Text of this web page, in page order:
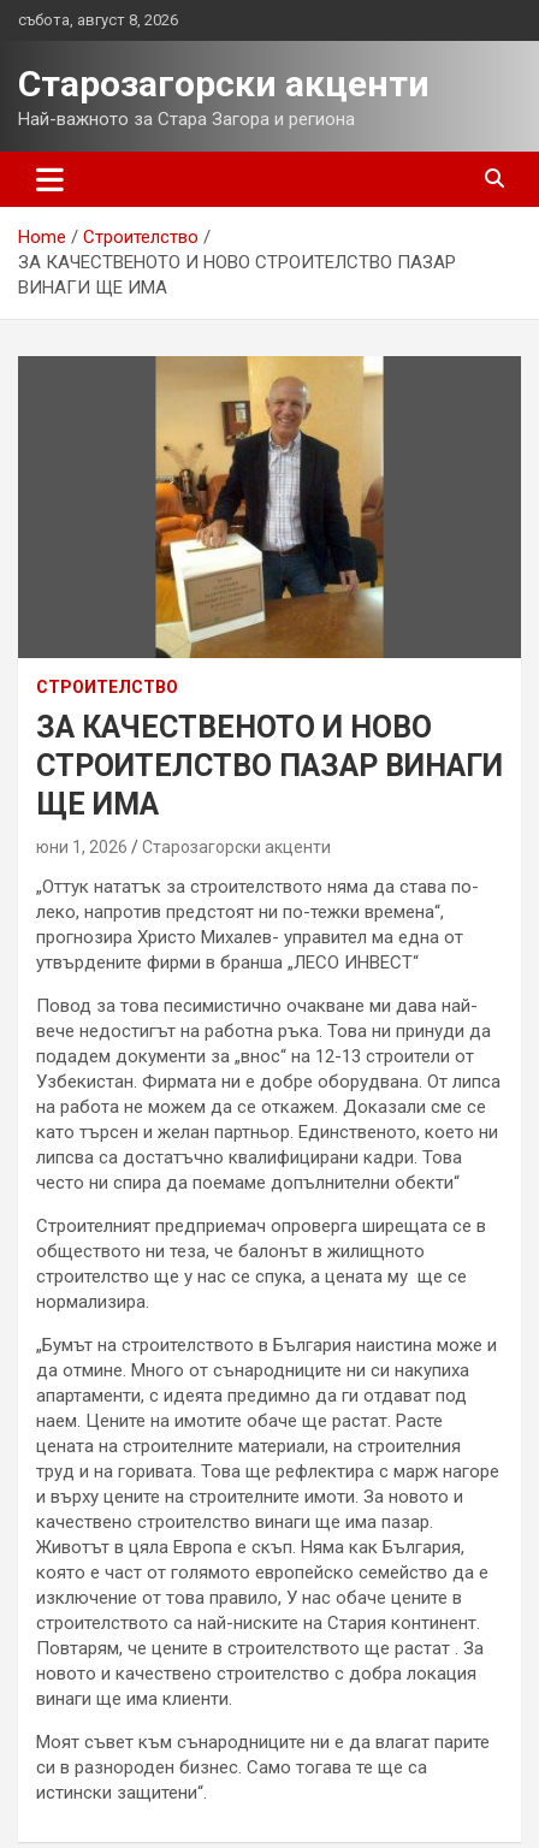
събота, август 8, 2026
Старозагорски акценти
Най-важното за Стара Загора и региона
Home
Строителство
ЗА КАЧЕСТВЕНОТО И НОВО СТРОИТЕЛСТВО ПАЗАР
ВИНАГИ ЩЕ ИМА
СТРОИТЕЛСТВО
ЗА КАЧЕСТВЕНОТО И НОВО
СТРОИТЕЛСТВО ПАЗАР ВИНАГИ
ЩЕ ИМА
юни 1, 2026 Старозагорски акценти
„Оттук нататък за строителството няма да става по-
леко, напротив предстоят ни по-тежки времена“,
прогнозира Христо Михалев- управител ма една от
утвърдените фирми в бранша „ЛЕСО ИНВЕСТ“
Повод за това песимистично очакване ми дава най-
вече недостигът на работна ръка. Това ни принуди да
подадем документи за „внос“ на 12-13 строители от
Узбекистан. Фирмата ни е добре оборудвана. От липса
на работа не можем да се откажем. Доказали сме се
като търсен и желан партньор. Единственото, което ни
липсва са достатъчно квалифицирани кадри. Това
често ни спира да поемаме допълнителни обекти“
Строителният предприемач опроверга ширещата се в
обществото ни теза, че балонът в жилищното
строителство ще у нас се спука, а цената му ще се
нормализира.
„Бумът на строителството в България наистина може и
да отмине. Много от сънародниците ни си накупиха
апартаменти, с идеята предимно да ги отдават под
наем. Цените на имотите обаче ще растат. Расте
цената на строителните материали, на строителния
труд и на горивата. Това ще рефлектира с марж нагоре
и върху цените на строителните имоти. За новото и
качествено строителство винаги ще има пазар.
Животът в цяла Европа е скъп. Няма как България,
която е част от голямото европейско семейство да е
изключение от това правило, У нас обаче цените в
строителството са най-ниските на Стария континент.
Повтарям, че цените в строителството ще растат . За
новото и качествено строителство с добра локация
винаги ще има клиенти.
Моят съвет към сънародниците ни е да влагат парите
си в разнороден бизнес. Само тогава те ще са
истински защитени“.